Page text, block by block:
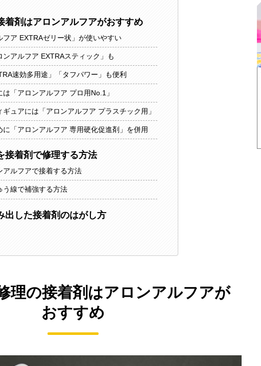
着剤はアロンアルフアがおすすめ
フア EXTRAゼリー状」が使いやすい
アルフア EXTRAスティック」も
速効多用途」「タフパワー」も便利
「アロンアルフア プロ用No.1」
ュアには「アロンアルフア プラスチック用」
に「アロンアルフア 専用硬化促進剤」を併用
接着剤で修理する方法
アルフアで接着する方法
う線で補強する方法
出した接着剤のはがし方
理の接着剤はアロンアルフアが
おすすめ